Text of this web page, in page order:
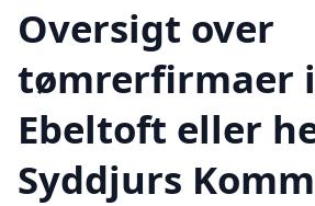
Oversigt over
tømrerfirmaer i
Ebeltoft eller
Syddjurs